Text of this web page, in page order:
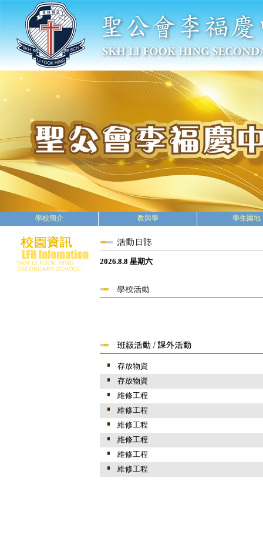
學校簡介 教與學 學生園地
2026.8.8 星期六
存放物資
存放物資
維修工程
維修工程
維修工程
維修工程
維修工程
維修工程